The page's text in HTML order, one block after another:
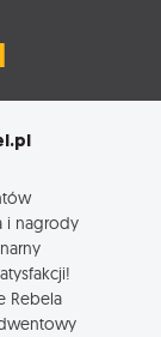
i nagrody
Rebela